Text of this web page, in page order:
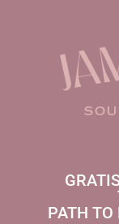
PATH TO